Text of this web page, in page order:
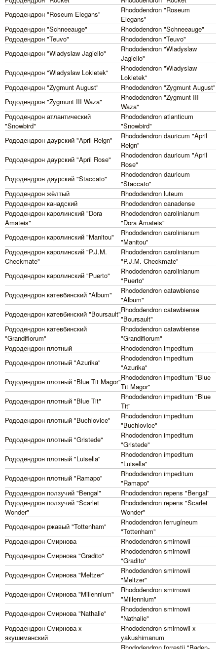
Рододендрон "Roseum Elegans"
Rhododendron "Roseum
Elegans"
Рододендрон "Schneeauge"
Rhododendron "Schneeauge"
Рододендрон "Teuvo"
Rhododendron "Teuvo"
Рододендрон "Wladyslaw Jagiello"
Rhododendron "Wladyslaw
Jagiello"
Рододендрон "Wladyslaw Lokietek"
Rhododendron "Wladyslaw
Lokietek"
Рододендрон "Zygmunt August"
Rhododendron "Zygmunt August"
Рододендрон "Zygmunt III Waza"
Rhododendron "Zygmunt III
Waza"
Рододендрон атлантический
"Snowbird"
Rhododendron atlanticum
"Snowbird"
Рододендрон даурский "April Reign"
Rhododendron dauricum "April
Reign"
Рододендрон даурский "April Rosе"
Rhododendron dauricum "April
Rosе"
Рододендрон даурский "Staccato"
Rhododendron dauricum
"Staccato"
Рододендрон жёлтый
Rhododendron luteum
Рододендрон канадский
Rhododеndron canadense
Рододендрон каролинский "Dora
Amateis"
Rhododendron carolinianum
"Dora Amateis"
Рододендрон каролинский "Manitou"
Rhododendron carolinianum
"Manitou"
Рододендрон каролинский "P.J.M.
Checkmate"
Rhododendron carolinianum
"P.J.M. Checkmate"
Рододендрон каролинский "Puerto"
Rhododendron carolinianum
"Puerto"
Рододендрон катевбинский "Album"
Rhododendron catawbiense
"Album"
Рододендрон катевбинский "Boursault"Rhododendron catawbiense
"Boursault"
Рододендрон катевбинский
"Grandiflorum"
Rhododendron catawbiense
"Grandiflorum"
Рододендрон плотный
Rhododendron impeditum
Рододендрон плотный "Azurika"
Rhododendron impeditum
"Azurika"
Рододендрон плотный "Blue Tit Magor"Rhododendron impeditum "Blue
Tit Magor"
Рододендрон плотный "Blue Tit"
Rhododendron impeditum "Blue
Tit"
Рододендрон плотный "Buchlovice"
Rhododendron impeditum
"Buchlovice"
Рододендрон плотный "Gristede"
Rhododendron impeditum
"Gristede"
Рододендрон плотный "Luisella"
Rhododendron impeditum
"Luisella"
Рододендрон плотный "Ramapo"
Rhododendron impeditum
"Ramapo"
Рододендрон ползучий "Bengal"
Rhododendron repens "Bengal"
Рододендрон ползучий "Scarlet
Wonder"
Rhododendron repens "Scarlet
Wonder"
Рододендрон ржавый "Tottenham"
Rhododendron ferrugíneum
"Tottenham"
Рододендрон Смирнова
Rhododendron smirnowii
Рододендрон Смирнова "Gradito"
Rhododendron smirnowii
"Gradito"
Рододендрон Смирнова "Meltzer"
Rhododendron smirnowii
"Meltzer"
Рододендрон Смирнова "Millennium"
Rhododendron smirnowii
"Millennium"
Рододендрон Смирнова "Nathalie"
Rhododendron smirnowii
"Nathalie"
Рододендрон Смирнова x
якушиманский
Rhododendron smirnowii x
yakushimanum